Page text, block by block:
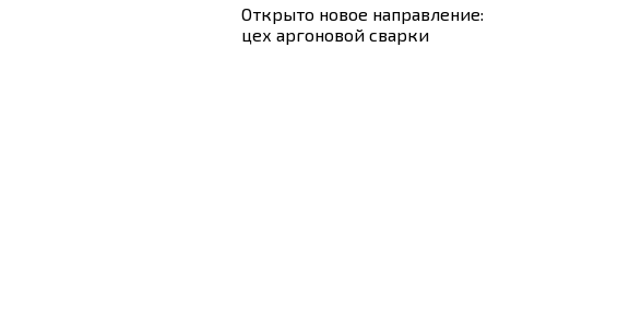
Открыто новое направление:
цех аргоновой сварки